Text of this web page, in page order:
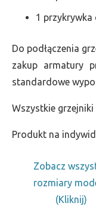
1 przykrywka
Do podłączenia
zakup armatury
standardowe
Wszystkie grzejniki
Produkt na
Zobacz
rozmiary
(Kliknij)